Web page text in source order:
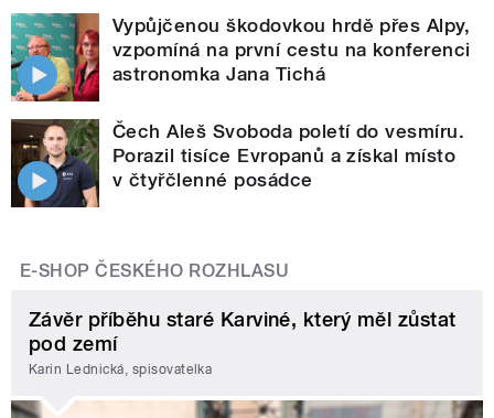
Vypůjčenou škodovkou hrdě přes Alpy,
vzpomíná na první cestu na konferenci
astronomka Jana Tichá
Čech Aleš Svoboda poletí do vesmíru.
Porazil tisíce Evropanů a získal místo
v čtyřčlenné posádce
E-SHOP ČESKÉHO ROZHLASU
Závěr příběhu staré Karviné, který měl zůstat
pod zemí
Karin Lednická, spisovatelka